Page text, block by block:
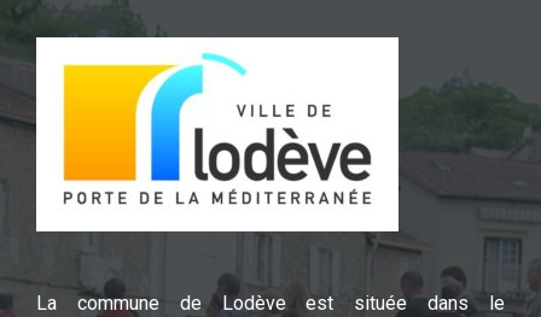
La commune de Lodève est située dans le